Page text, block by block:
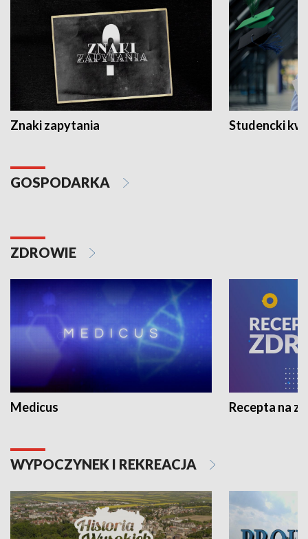
Znaki zapytania Studencki
GOSPODARKA
ZDROWIE
Medicus Recepta na
WYPOCZYNEK I REKREACJA